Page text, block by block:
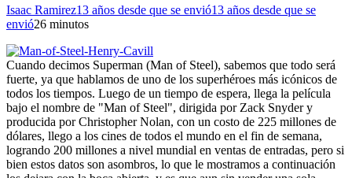
Isaac Ramirez13 años desde que se envió13 años desde que se
envió26 minutos
Cuando decimos Superman (Man of Steel), sabemos que todo será
fuerte, ya que hablamos de uno de los superhéroes más icónicos de
todos los tiempos. Luego de un tiempo de espera, llega la película
bajo el nombre de "Man of Steel", dirigida por Zack Snyder y
producida por Christopher Nolan, con un costo de 225 millones de
dólares, llego a los cines de todos el mundo en el fin de semana,
logrando 200 millones a nivel mundial en ventas de entradas, pero si
bien estos datos son asombros, lo que le mostramos a continuación